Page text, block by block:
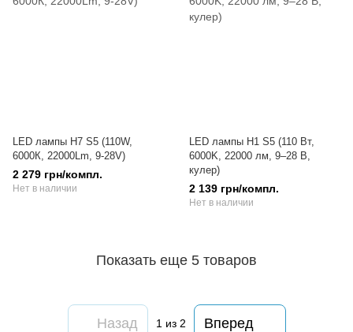
LED лампы H7 S5 (110W,
6000К, 22000Lm, 9-28V)
2 279 грн/компл.
Нет в наличии
LED лампы H1 S5 (110 Вт,
6000K, 22000 лм, 9–28 В,
кулер)
2 139 грн/компл.
Нет в наличии
Показать еще 5 товаров
Назад 1 из 2 Вперед